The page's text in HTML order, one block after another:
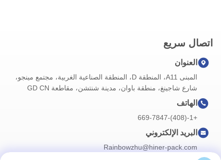
اتصال سريع
العنوان
المبنى A11، المنطقة D، المنطقة الصناعية الغربية، مجتمع مينجو،
شارع شاجينغ، منطقة باوان، مدينة شنتشن، مقاطعة GD CN
الهاتف
+1-(408)-669-7847
البريد الإلكتروني
Rainbowzhu@hiner-pack.com